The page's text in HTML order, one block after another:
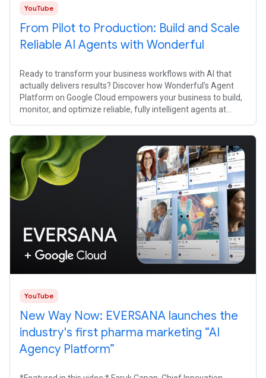
YouTube
From Pilot to Production: Build and Scale
Reliable AI Agents with Wonderful
Ready to transform your business workflows with AI that
actually delivers results? Discover how Wonderful’s Agent
Platform on Google Cloud empowers your business to build,
monitor, and optimize reliable, fully intelligent agents at
YouTube
New Way Now: EVERSANA launches the
industry's first pharma marketing “AI
Agency Platform”